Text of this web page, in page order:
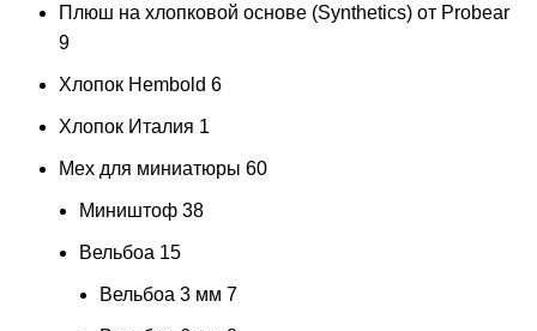
Плюш на хлопковой основе (Synthetics) от Probear
9
Хлопок Hembold 6
Хлопок Италия 1
Мех для миниатюры 60
Миништоф 38
Вельбоа 15
Вельбоа 3 мм 7